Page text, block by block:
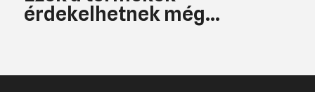
érdekelhetnek még...